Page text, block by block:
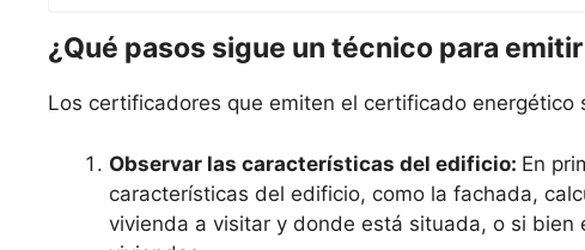
¿Qué pasos sigue un técnico para
Los certificadores que emiten el certificado energético
Observar las características del edificio: En
características del edificio, como la fachada,
vivienda a visitar y donde está situada, o si